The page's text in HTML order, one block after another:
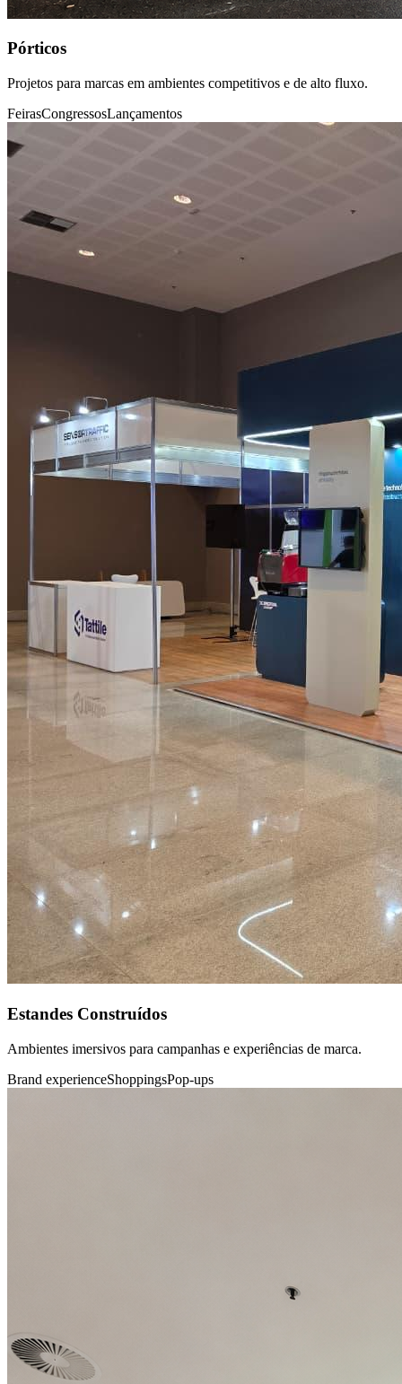
Pórticos
Projetos para marcas em ambientes competitivos e de alto fluxo.
FeirasCongressosLançamentos
Estandes Construídos
Ambientes imersivos para campanhas e experiências de marca.
Brand experienceShoppingsPop-ups